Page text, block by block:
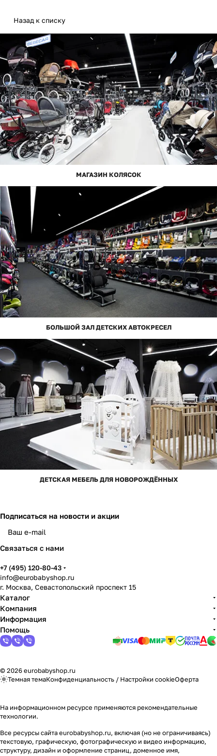
Назад к списку
МАГАЗИН КОЛЯСОК
БОЛЬШОЙ ЗАЛ ДЕТСКИХ АВТОКРЕСЕЛ
ДЕТСКАЯ МЕБЕЛЬ ДЛЯ НОВОРОЖДЁННЫХ
Подписаться на новости и акции
Связаться с нами
+7 (495) 120-80-43
info@eurobabyshop.ru
г. Москва, Севастопольский проспект 15
Каталог
Компания
Информация
Помощь
© 2026 eurobabyshop.ru
Темная темаКонфиденциальность / Настройки cookieОферта
На информационном ресурсе применяются рекомендательные
технологии.
Все ресурсы сайта eurobabyshop.ru, включая (но не ограничиваясь)
текстовую, графическую, фотографическую и видео информацию,
структуру, дизайн и оформление страниц, доменное имя,